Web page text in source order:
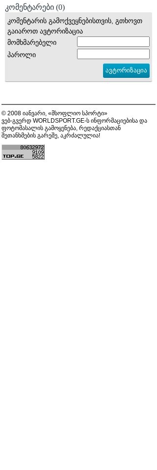
კომენტარები (0)
კომენტარის გამოქვეყნებისთვის, გთხოვთ
გაიაროთ ავტორიზაცია
მომხმარებელი
პაროლი
© 2008 იანვარი, «მსოფლიო სპორტი»
ვებ-გვერდ WORLDSPORT.GE-ს ინფორმაციებისა და
ფოტომასალის გამოყენება, რედაქციასთან
შეთანხმების გარეშე, აკრძალულია!